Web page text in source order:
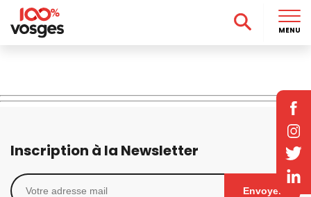
Inscription à la Newsletter
Envoyer
MENU